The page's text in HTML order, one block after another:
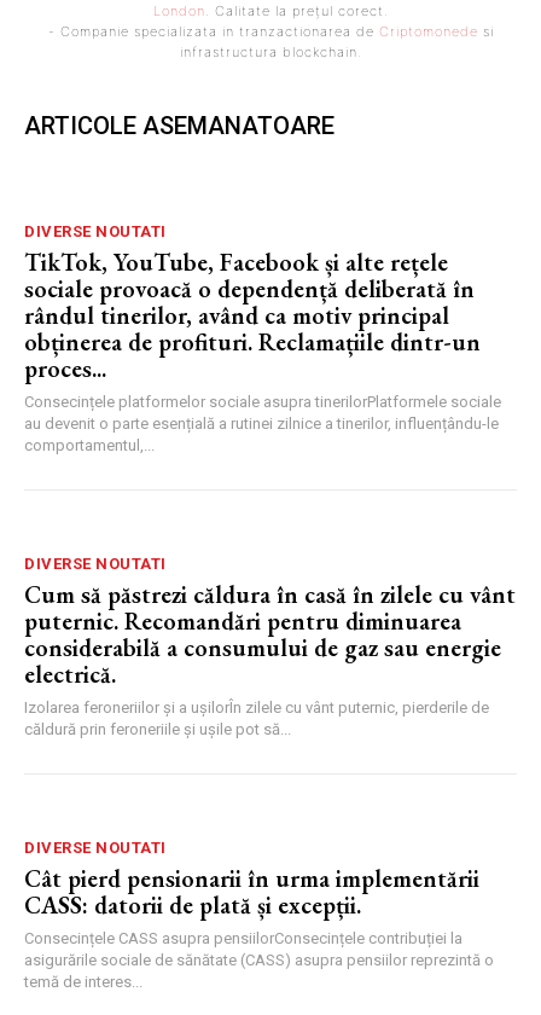
London . Calitate la prețul corect.
- Companie specializata in tranzactionarea de Criptomonede si
infrastructura blockchain.
ARTICOLE ASEMANATOARE
DIVERSE NOUTATI
TikTok, YouTube, Facebook și alte rețele
sociale provoacă o dependență deliberată în
rândul tinerilor, având ca motiv principal
obținerea de profituri. Reclamațiile dintr-un
proces...
Consecințele platformelor sociale asupra tinerilorPlatformele sociale
au devenit o parte esențială a rutinei zilnice a tinerilor, influențându-le
comportamentul,...
DIVERSE NOUTATI
Cum să păstrezi căldura în casă în zilele cu vânt
puternic. Recomandări pentru diminuarea
considerabilă a consumului de gaz sau energie
electrică.
Izolarea feroneriilor și a ușilorÎn zilele cu vânt puternic, pierderile de
căldură prin feroneriile și ușile pot să...
DIVERSE NOUTATI
Cât pierd pensionarii în urma implementării
CASS: datorii de plată și excepții.
Consecințele CASS asupra pensiilorConsecințele contribuției la
asigurările sociale de sănătate (CASS) asupra pensiilor reprezintă o
temă de interes...